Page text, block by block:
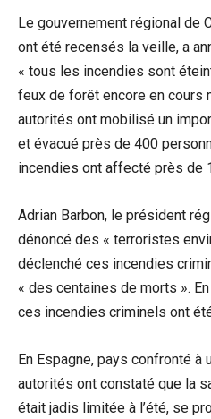
Le gouvernement régional de
ont été recensés la veille, a
« tous les incendies sont
feux de forêt encore en cours
autorités ont mobilisé un
et évacué près de 400
incendies ont affecté près de
Adrian Barbon, le président
dénoncé des « terroristes
déclenché ces incendies
« des centaines de morts ».
ces incendies criminels ont
En Espagne, pays confronté
autorités ont constaté que la
était jadis limitée à l’été, se